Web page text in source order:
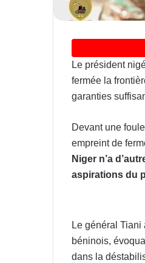
Le président
fermée la
garanties
Devant une
empreint de
Niger n’a
aspirations du
Le général
béninois,
dans la